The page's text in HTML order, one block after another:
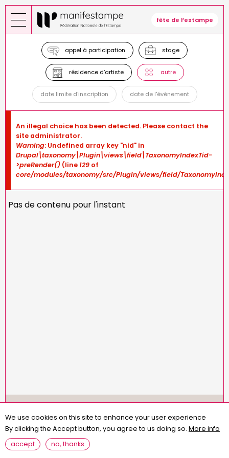
Skip
to
main
fête de l’estampe
appel à participation stage
résidence d’artiste autre
date limite d'inscription date de l'événement
Error
message
An illegal choice has been detected. Please contact the
site administrator.
Warning: Undefined array key "nid" in
Drupal\taxonomy\Plugin\views\field\TaxonomyIndexTid-
>preRender() (line 129 of
core/modules/taxonomy/src/Plugin/views/field/
Pas de contenu pour l'instant
Menu
Pied
de
page
assemblées générales
contact
questions fréquentes
mentions légales
We use cookies on this site to enhance your user experience
By clicking the Accept button, you agree to us doing so. More info
accept
no, thanks